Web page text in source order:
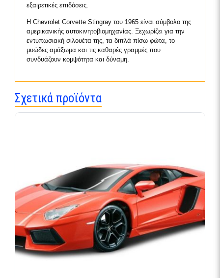
εξαιρετικές επιδόσεις.
Η Chevrolet Corvette Stingray του 1965 είναι σύμβολο της
αμερικανικής αυτοκινητοβιομηχανίας. Ξεχωρίζει για την
εντυπωσιακή σιλουέτα της, τα διπλά πίσω φώτα, το
μυώδες αμάξωμα και τις καθαρές γραμμές που
συνδυάζουν κομψότητα και δύναμη.
Σχετικά προϊόντα